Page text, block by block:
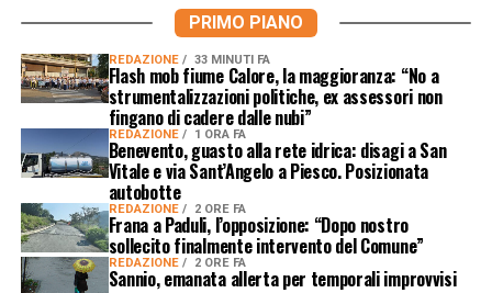
PRIMO PIANO
REDAZIONE 33 MINUTI FA
Flash mob fiume Calore, la maggioranza: “No a
strumentalizzazioni politiche, ex assessori non
fingano di cadere dalle nubi”
REDAZIONE 1 ORA FA
Benevento, guasto alla rete idrica: disagi a San
Vitale e via Sant’Angelo a Piesco. Posizionata
autobotte
REDAZIONE 2 ORE FA
Frana a Paduli, l’opposizione: “Dopo nostro
sollecito finalmente intervento del Comune”
REDAZIONE 2 ORE FA
Sannio, emanata allerta per temporali improvvisi